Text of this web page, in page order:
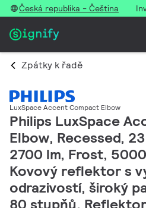
Česká republika - Čeština
Zpátky k řadě
LuxSpace Accent Compact Elbow
Philips LuxSpace
Elbow, Recessed, 23
2700 lm, Frost,
Kovový reflektor s
odrazivostí, široký
80 stupňů,